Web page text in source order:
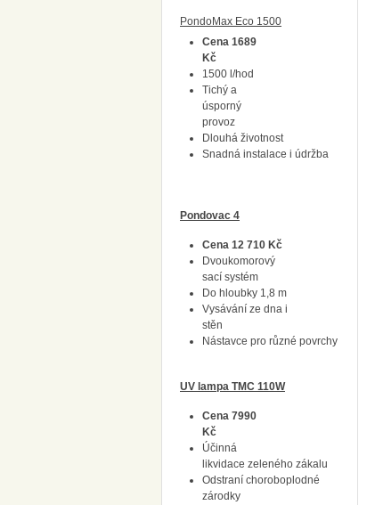
PondoMax Eco 1500
Cena 1689
Kč
1500 l/hod
Tichý a
úsporný
provoz
Dlouhá životnost
Snadná instalace i údržba
Pondovac 4
Cena 12 710 Kč
Dvoukomorový
sací systém
Do hloubky 1,8 m
Vysávání ze dna i
stěn
Nástavce pro různé povrchy
UV lampa TMC 110W
Cena 7990
Kč
Účinná
likvidace zeleného zákalu
Odstraní choroboplodné
zárodky